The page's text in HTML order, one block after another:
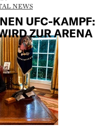
NEWS
UFC-KAMPF:
ZUR ARENA